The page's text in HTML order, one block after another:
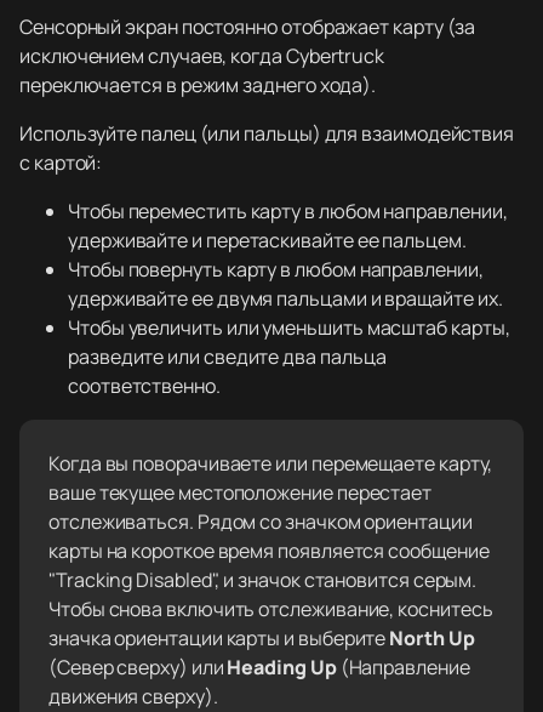
Сенсорный экран постоянно отображает карту (за
исключением случаев, когда Cybertruck
переключается в режим заднего хода).
Используйте палец (или пальцы) для взаимодействия
с картой:
Чтобы переместить карту в любом направлении,
удерживайте и перетаскивайте ее пальцем.
Чтобы повернуть карту в любом направлении,
удерживайте ее двумя пальцами и вращайте их.
Чтобы увеличить или уменьшить масштаб карты,
разведите или сведите два пальца
соответственно.
Когда вы поворачиваете или перемещаете карту,
ваше текущее местоположение перестает
отслеживаться. Рядом со значком ориентации
карты на короткое время появляется сообщение
"Tracking Disabled", и значок становится серым.
Чтобы снова включить отслеживание, коснитесь
значка ориентации карты и выберитеNorth Up
(Север сверху) илиHeading Up(Направление
движения сверху).